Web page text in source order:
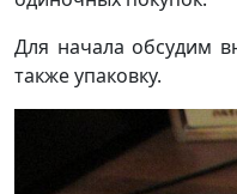
Для начала обсудим
также упаковку.